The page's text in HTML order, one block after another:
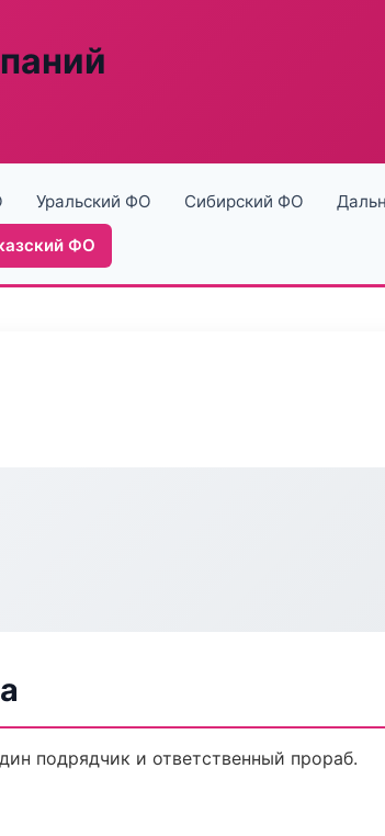
Уральский ФО Сибирский ФО
ФО
подрядчик и ответственный прораб.